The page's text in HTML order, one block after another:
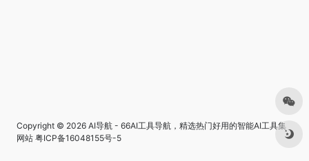
Copyright © 2026 AI导航 - 66AI工具导航，精选热门好用的智能AI工具集
网站 粤ICP备16048155号-5